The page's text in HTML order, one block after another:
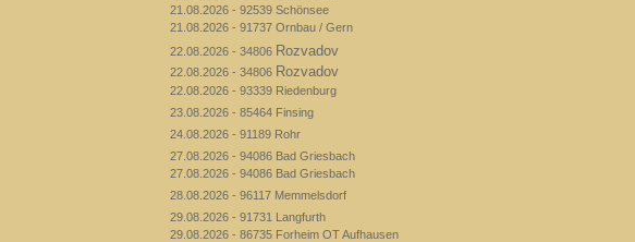
21.08.2026 - 92539 Schönsee
21.08.2026 - 91737 Ornbau / Gern
22.08.2026 - 34806 Rozvadov
22.08.2026 - 34806 Rozvadov
22.08.2026 - 93339 Riedenburg
23.08.2026 - 85464 Finsing
24.08.2026 - 91189 Rohr
27.08.2026 - 94086 Bad Griesbach
27.08.2026 - 94086 Bad Griesbach
28.08.2026 - 96117 Memmelsdorf
29.08.2026 - 91731 Langfurth
29.08.2026 - 86735 Forheim OT Aufhausen